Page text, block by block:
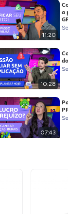
11:20
a
10:28
07:43